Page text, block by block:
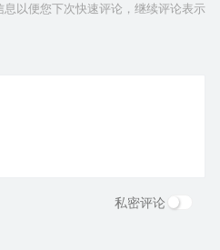
以便您下次快速评论，继续评论表示
私密评论